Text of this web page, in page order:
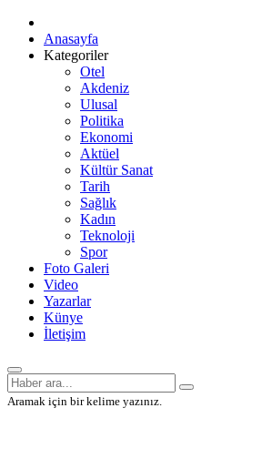
Anasayfa
Kategoriler
Otel
Akdeniz
Ulusal
Politika
Ekonomi
Aktüel
Kültür Sanat
Tarih
Sağlık
Kadın
Teknoloji
Spor
Foto Galeri
Video
Yazarlar
Künye
İletişim
Aramak için bir kelime yazınız.